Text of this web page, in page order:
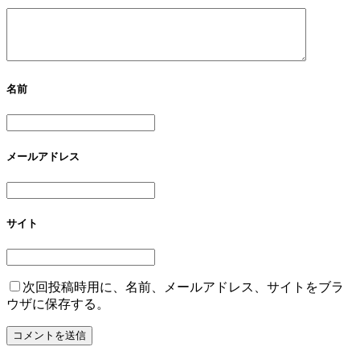
名前
メールアドレス
サイト
次回投稿時用に、名前、メールアドレス、サイトをブラ
ウザに保存する。